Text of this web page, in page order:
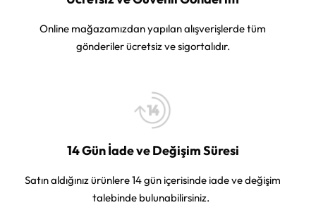
Online mağazamızdan yapılan alışverişlerde tüm
gönderiler ücretsiz ve sigortalıdır.
14 Gün İade ve Değişim Süresi
Satın aldığınız ürünlere 14 gün içerisinde iade ve değişim
talebinde bulunabilirsiniz.